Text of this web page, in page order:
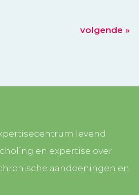
volgende »
levend
is er voor scholing en expertise over
verlies bij chronische aandoeningen en